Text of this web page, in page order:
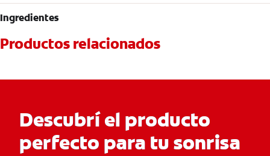
Ingredientes
Productos relacionados
Descubrí el producto
perfecto para tu sonrisa